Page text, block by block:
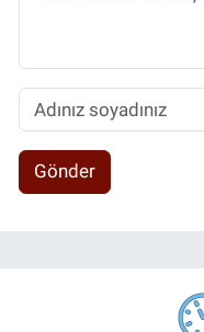
Gönder